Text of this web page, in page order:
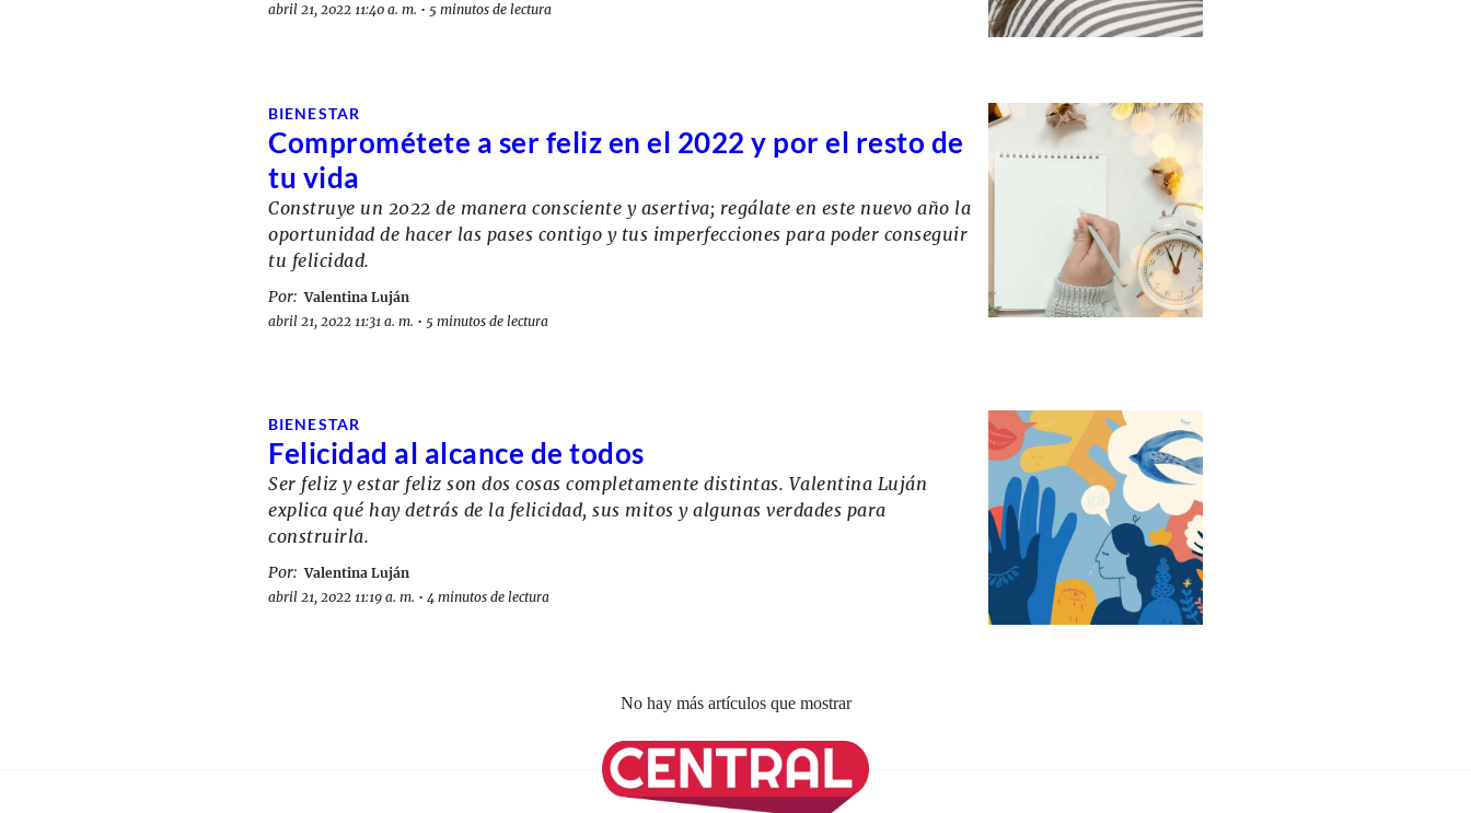
abril 21, 2022 11:40 a. m. • 5 minutos de lectura
BIENESTAR
Comprométete a ser feliz en el 2022 y por el resto de
tu vida
Construye un 2022 de manera consciente y asertiva; regálate en este nuevo año la
oportunidad de hacer las pases contigo y tus imperfecciones para poder conseguir
tu felicidad.
Por: Valentina Luján
abril 21, 2022 11:31 a. m. • 5 minutos de lectura
BIENESTAR
Felicidad al alcance de todos
Ser feliz y estar feliz son dos cosas completamente distintas. Valentina Luján
explica qué hay detrás de la felicidad, sus mitos y algunas verdades para
construirla.
Por: Valentina Luján
abril 21, 2022 11:19 a. m. • 4 minutos de lectura
No hay más artículos que mostrar